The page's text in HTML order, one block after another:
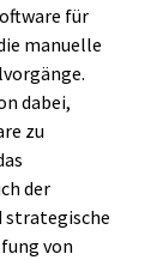
für
manuelle
dabei,
zu
der
strategische
von